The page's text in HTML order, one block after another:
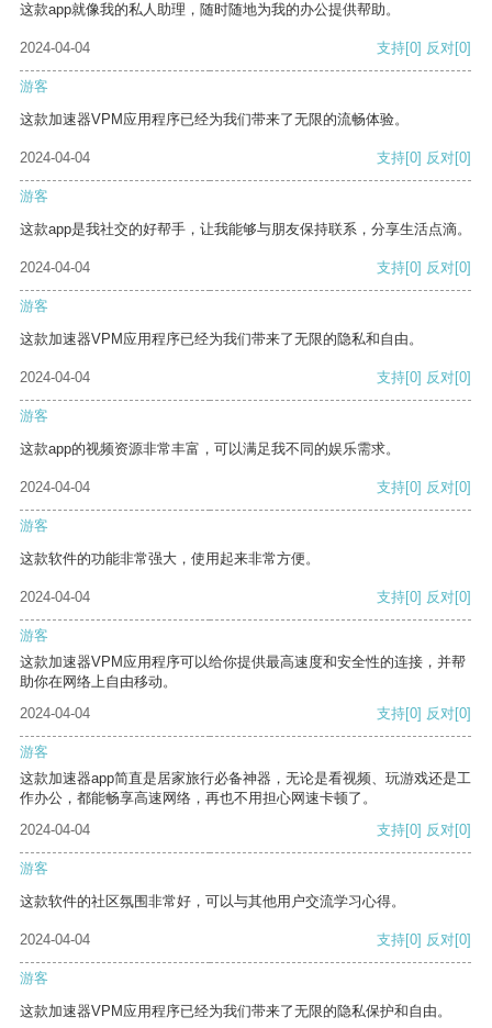
这款app就像我的私人助理，随时随地为我的办公提供帮助。
2024-04-04 支持[0] 反对[0]
游客
这款加速器VPM应用程序已经为我们带来了无限的流畅体验。
2024-04-04 支持[0] 反对[0]
游客
这款app是我社交的好帮手，让我能够与朋友保持联系，分享生活点滴。
2024-04-04 支持[0] 反对[0]
游客
这款加速器VPM应用程序已经为我们带来了无限的隐私和自由。
2024-04-04 支持[0] 反对[0]
游客
这款app的视频资源非常丰富，可以满足我不同的娱乐需求。
2024-04-04 支持[0] 反对[0]
游客
这款软件的功能非常强大，使用起来非常方便。
2024-04-04 支持[0] 反对[0]
游客
这款加速器VPM应用程序可以给你提供最高速度和安全性的连接，并帮
助你在网络上自由移动。
2024-04-04
支持[0] 反对[0]
游客
这款加速器app简直是居家旅行必备神器，无论是看视频、玩游戏还是工
作办公，都能畅享高速网络，再也不用担心网速卡顿了。
2024-04-04
支持[0] 反对[0]
游客
这款软件的社区氛围非常好，可以与其他用户交流学习心得。
2024-04-04 支持[0] 反对[0]
游客
这款加速器VPM应用程序已经为我们带来了无限的隐私保护和自由。